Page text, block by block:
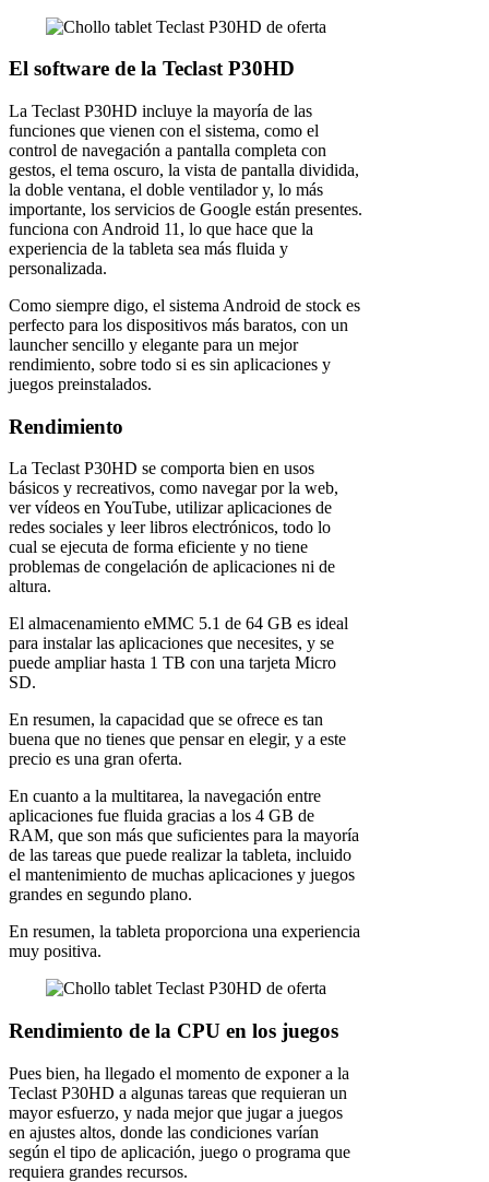
El software de la Teclast P30HD
La Teclast P30HD incluye la mayoría de las
funciones que vienen con el sistema, como el
control de navegación a pantalla completa con
gestos, el tema oscuro, la vista de pantalla dividida,
la doble ventana, el doble ventilador y, lo más
importante, los servicios de Google están presentes.
funciona con Android 11, lo que hace que la
experiencia de la tableta sea más fluida y
personalizada.
Como siempre digo, el sistema Android de stock es
perfecto para los dispositivos más baratos, con un
launcher sencillo y elegante para un mejor
rendimiento, sobre todo si es sin aplicaciones y
juegos preinstalados.
Rendimiento
La Teclast P30HD se comporta bien en usos
básicos y recreativos, como navegar por la web,
ver vídeos en YouTube, utilizar aplicaciones de
redes sociales y leer libros electrónicos, todo lo
cual se ejecuta de forma eficiente y no tiene
problemas de congelación de aplicaciones ni de
altura.
El almacenamiento eMMC 5.1 de 64 GB es ideal
para instalar las aplicaciones que necesites, y se
puede ampliar hasta 1 TB con una tarjeta Micro
SD.
En resumen, la capacidad que se ofrece es tan
buena que no tienes que pensar en elegir, y a este
precio es una gran oferta.
En cuanto a la multitarea, la navegación entre
aplicaciones fue fluida gracias a los 4 GB de
RAM, que son más que suficientes para la mayoría
de las tareas que puede realizar la tableta, incluido
el mantenimiento de muchas aplicaciones y juegos
grandes en segundo plano.
En resumen, la tableta proporciona una experiencia
muy positiva.
Rendimiento de la CPU en los juegos
Pues bien, ha llegado el momento de exponer a la
Teclast P30HD a algunas tareas que requieran un
mayor esfuerzo, y nada mejor que jugar a juegos
en ajustes altos, donde las condiciones varían
según el tipo de aplicación, juego o programa que
requiera grandes recursos.